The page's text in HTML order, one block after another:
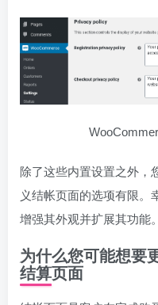
除了这些内置设置之外，
义结帐页面的选项有限。
增强其外观并扩展其功能。
为什么您可能想要
结算页面